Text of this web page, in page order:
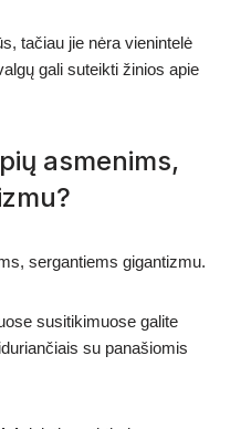
tačiau jie nėra vienintelė
gali suteikti žinios apie
asmenims,
sergantiems gigantizmu.
susitikimuose galite
su panašiomis